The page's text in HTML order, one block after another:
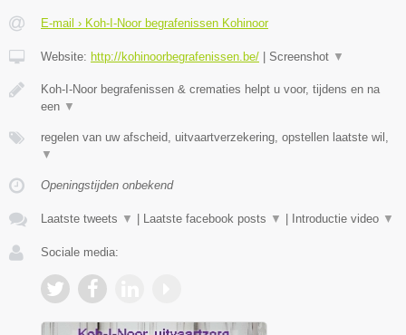
E-mail › Koh-I-Noor begrafenissen Kohinoor
Website: http://kohinoorbegrafenissen.be/ | Screenshot ▼
Koh-I-Noor begrafenissen & crematies helpt u voor, tijdens en na
een ▼
regelen van uw afscheid, uitvaartverzekering, opstellen laatste wil,
▼
Openingstijden onbekend
Laatste tweets ▼ | Laatste facebook posts ▼ | Introductie video ▼
Sociale media: